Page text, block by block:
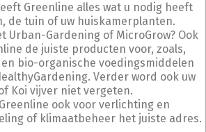
Greenline alles wat u nodig heeft
de tuin of uw huiskamerplanten.
Urban-Gardening of MicroGrow? Ook
de juiste producten voor, zoals,
bio-organische voedingsmiddelen
Verder word ook uw
Koi vijver niet vergeten.
ook voor verlichting en
of klimaatbeheer het juiste adres.